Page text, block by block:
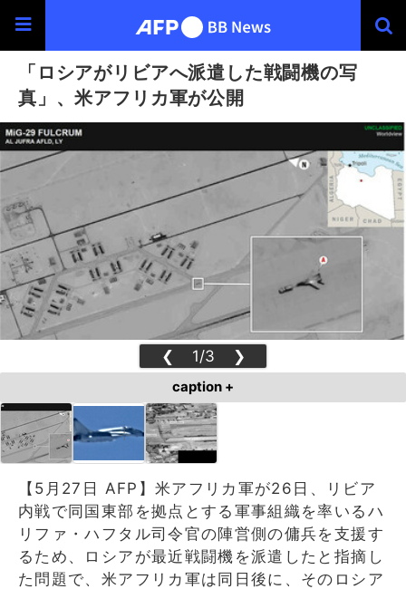
「ロシアがリビアへ派遣した戦闘機の写
真」、米アフリカ軍が公開
❮ 1/3 ❯
caption +
【5月27日 AFP】米アフリカ軍が26日、リビア
内戦で同国東部を拠点とする軍事組織を率いるハ
リファ・ハフタル司令官の陣営側の傭兵を支援す
るため、ロシアが最近戦闘機を派遣したと指摘し
た問題で、米アフリカ軍は同日後に、そのロシア